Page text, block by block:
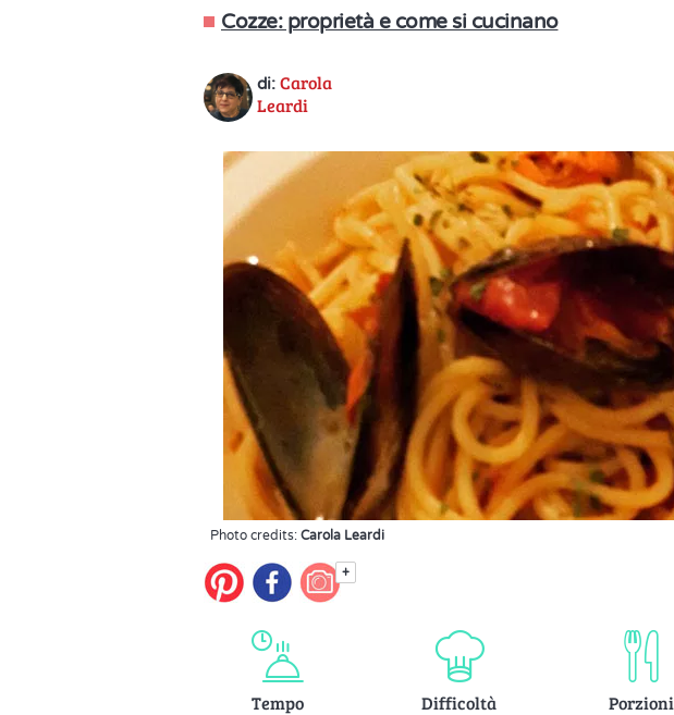
Cozze: proprietà e come si cucinano
di: Carola
Leardi
Photo credits: Carola Leardi
+
Tempo Difficoltà Porzioni